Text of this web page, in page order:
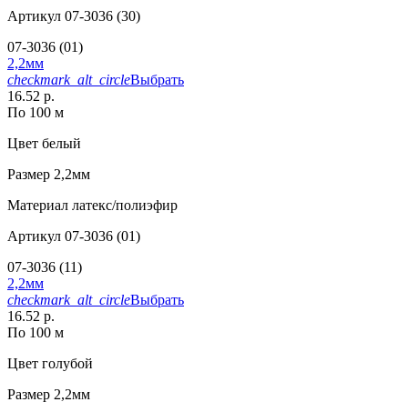
Артикул 07-3036 (30)
07-3036 (01)
2,2мм
checkmark_alt_circleВыбрать
16.52 р.
По 100 м
Цвет белый
Размер 2,2мм
Материал латекс/полиэфир
Артикул 07-3036 (01)
07-3036 (11)
2,2мм
checkmark_alt_circleВыбрать
16.52 р.
По 100 м
Цвет голубой
Размер 2,2мм